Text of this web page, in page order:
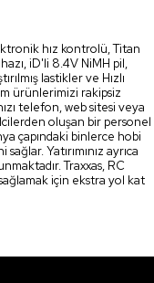
hız kontrolü, Titan
iD'li 8.4V NiMH pil,
lastikler ve Hızlı
ürünlerimizi rakipsiz
telefon, web sitesi veya
oluşan bir personel
çapındaki binlerce hobi
Yatırımınız ayrıca
Traxxas, RC
için ekstra yol kat